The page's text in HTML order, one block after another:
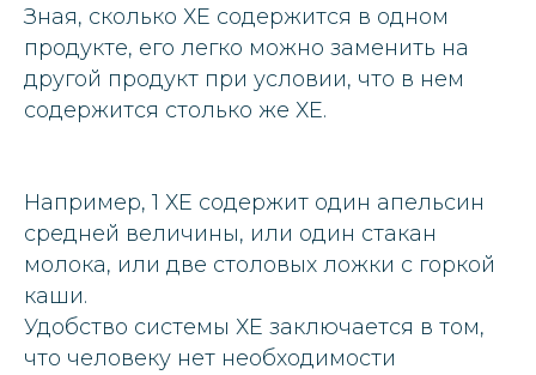
Зная, сколько ХЕ содержится в одном
продукте, его легко можно заменить на
другой продукт при условии, что в нем
содержится столько же ХЕ.
Например, 1 ХЕ содержит один апельсин
средней величины, или один стакан
молока, или две столовых ложки с горкой
каши.
Удобство системы ХЕ заключается в том,
что человеку нет необходимости